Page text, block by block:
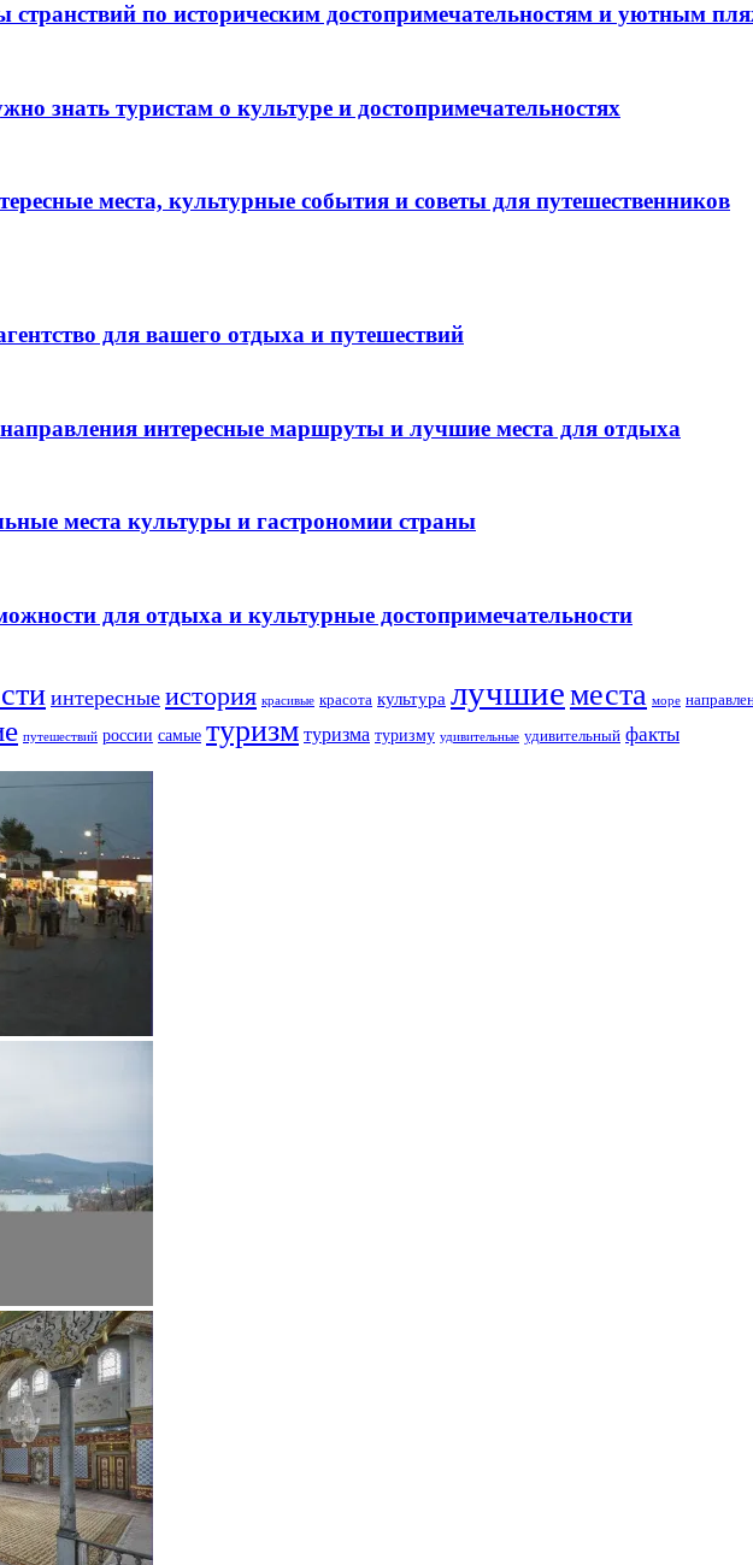
по историческим достопримечательностям и уютным
знать туристам о культуре и достопримечательностях
места, культурные события и советы для путешественников
для вашего отдыха и путешествий
интересные маршруты и лучшие места для отдыха
места культуры и гастрономии страны
для отдыха и культурные достопримечательности
интересные история красивые красота культура лучшиеместа море
путешествий россии самые туризм туризма туризму удивительные удивительный факты